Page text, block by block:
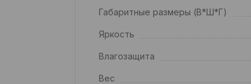
Габаритные размеры (В*Ш*Г)
Яркость
Влагозащита
Вес